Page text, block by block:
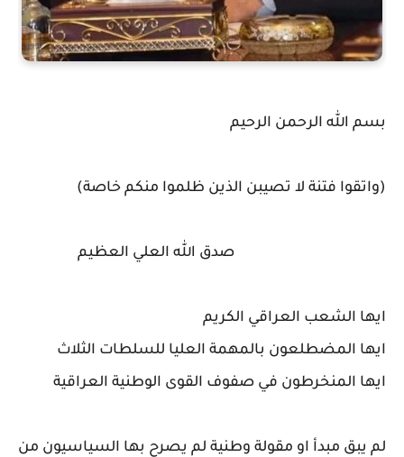
بسم الله الرحمن الرحيم
(واتقوا فتنة لا تصيبن الذين ظلموا منكم خاصة)
صدق الله العلي العظيم
ايها الشعب العراقي الكريم
ايها المضطلعون بالمهمة العليا للسلطات الثلاث
ايها المنخرطون في صفوف القوى الوطنية العراقية
لم يبق مبدأ او مقولة وطنية لم يصرح بها السياسيون من